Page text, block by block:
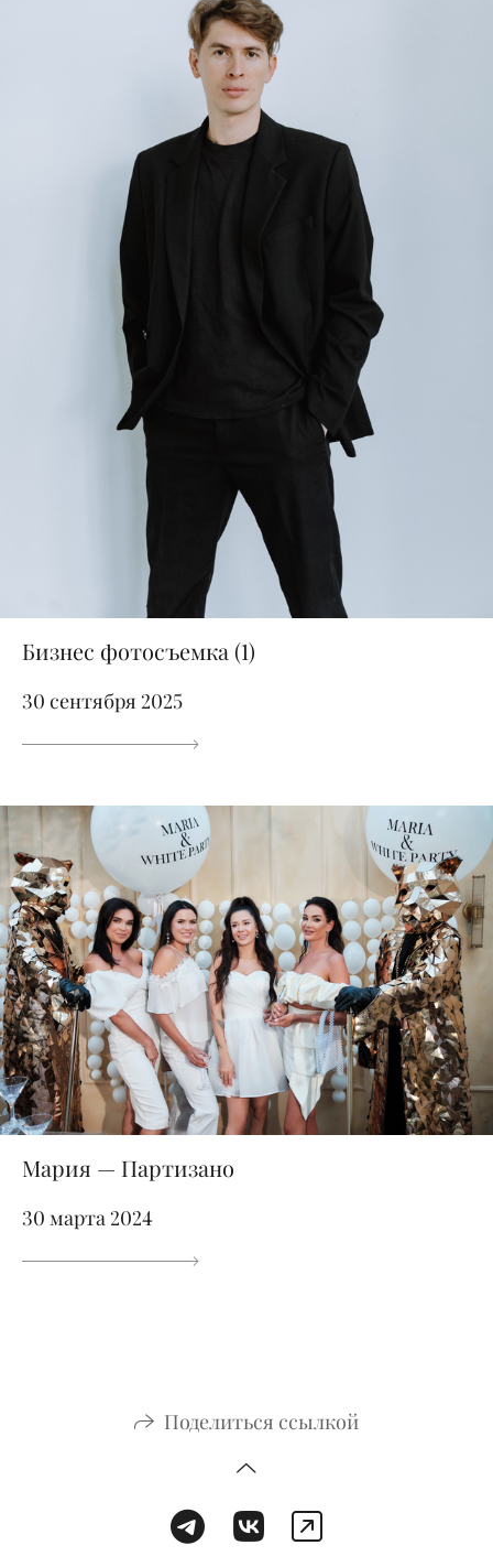
Бизнес фотосъемка (1)
30 сентября 2025
Мария — Партизано
30 марта 2024
Поделиться ссылкой